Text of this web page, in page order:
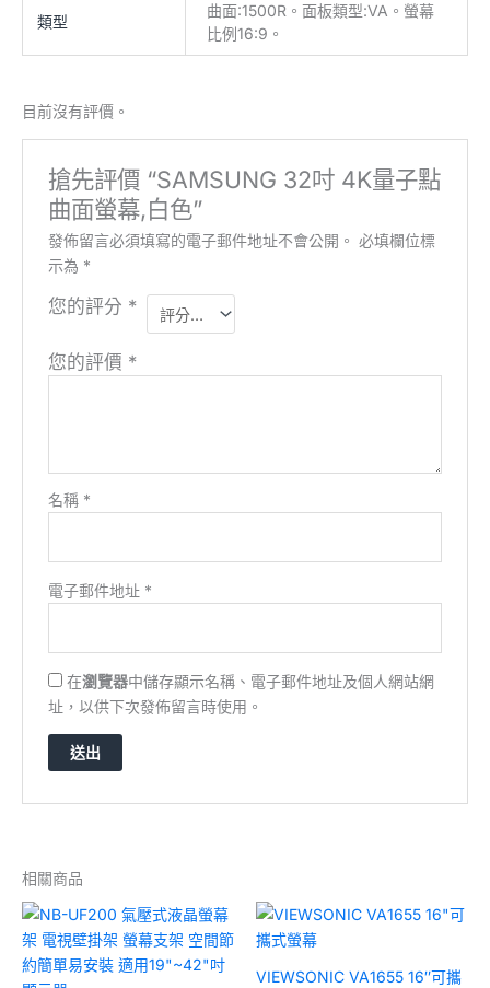
類型
曲面:1500R。面板類型:VA。螢幕
比例16:9。
目前沒有評價。
搶先評價 “SAMSUNG 32吋 4K量子點
曲面螢幕,白色”
發佈留言必須填寫的電子郵件地址不會公開。 必填欄位標
示為 *
您的評分 *
您的評價 *
名稱 *
電子郵件地址 *
在瀏覽器中儲存顯示名稱、電子郵件地址及個人網站網
址，以供下次發佈留言時使用。
相關商品
VIEWSONIC VA1655 16″可攜